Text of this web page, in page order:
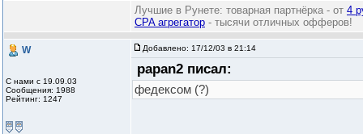
Лучшие в Рунете: товарная партнёрка - от 4
CPA агрегатор - тысячи отличных офферов!
W
С нами с 19.09.03
Сообщения: 1988
Рейтинг: 1247
Добавлено: 17/12/03 в 21:14
papan2 писал:
федексом (?)